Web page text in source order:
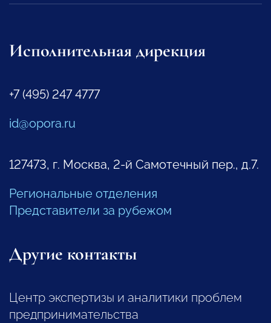
Исполнительная дирекция
+7 (495) 247 4777
id@opora.ru
127473, г. Москва, 2-й Самотечный пер., д.7.
Региональные отделения
Представители за рубежом
Другие контакты
Центр экспертизы и аналитики проблем
предпринимательства